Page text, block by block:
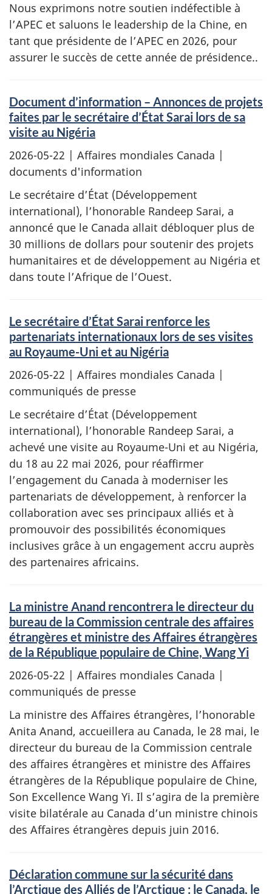
Nous exprimons notre soutien indéfectible à
l’APEC et saluons le leadership de la Chine, en
tant que présidente de l’APEC en 2026, pour
assurer le succès de cette année de présidence..
Document d’information – Annonces de projets
faites par le secrétaire d’État Sarai lors de sa
visite au Nigéria
2026-05-22 | Affaires mondiales Canada |
documents d'information
Le secrétaire d’État (Développement
international), l’honorable Randeep Sarai, a
annoncé que le Canada allait débloquer plus de
30 millions de dollars pour soutenir des projets
humanitaires et de développement au Nigéria et
dans toute l’Afrique de l’Ouest.
Le secrétaire d’État Sarai renforce les
partenariats internationaux lors de ses visites
au Royaume-Uni et au Nigéria
2026-05-22 | Affaires mondiales Canada |
communiqués de presse
Le secrétaire d’État (Développement
international), l’honorable Randeep Sarai, a
achevé une visite au Royaume-Uni et au Nigéria,
du 18 au 22 mai 2026, pour réaffirmer
l’engagement du Canada à moderniser les
partenariats de développement, à renforcer la
collaboration avec ses principaux alliés et à
promouvoir des possibilités économiques
inclusives grâce à un engagement accru auprès
des partenaires africains.
La ministre Anand rencontrera le directeur du
bureau de la Commission centrale des affaires
étrangères et ministre des Affaires étrangères
de la République populaire de Chine, Wang Yi
2026-05-22 | Affaires mondiales Canada |
communiqués de presse
La ministre des Affaires étrangères, l’honorable
Anita Anand, accueillera au Canada, le 28 mai, le
directeur du bureau de la Commission centrale
des affaires étrangères et ministre des Affaires
étrangères de la République populaire de Chine,
Son Excellence Wang Yi. Il s’agira de la première
visite bilatérale au Canada d’un ministre chinois
des Affaires étrangères depuis juin 2016.
Déclaration commune sur la sécurité dans
l’Arctique des Alliés de l’Arctique : le Canada, le